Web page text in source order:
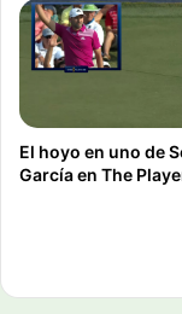
El hoyo en uno de
García en The